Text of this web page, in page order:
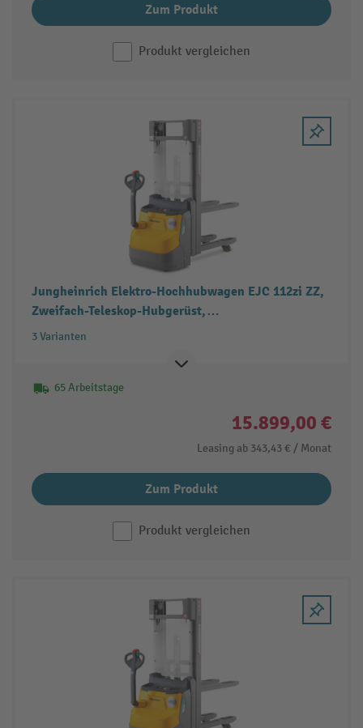
Zum Produkt
Produkt vergleichen
Jungheinrich Elektro-Hochhubwagen EJC 112zi ZZ,
Zweifach-Teleskop-Hubgerüst,
Doppelstockfunktion, Freihub, Tragfähigkeit 1.200
3 Varianten
65 Arbeitstage
15.899,00 €
Leasing ab 343,43 € / Monat
Zum Produkt
Produkt vergleichen